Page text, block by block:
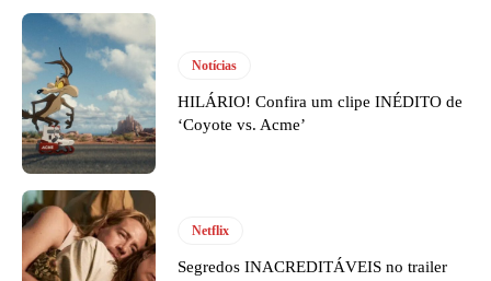
Notícias
HILÁRIO! Confira um clipe INÉDITO de
‘Coyote vs. Acme’
Netflix
Segredos INACREDITÁVEIS no trailer